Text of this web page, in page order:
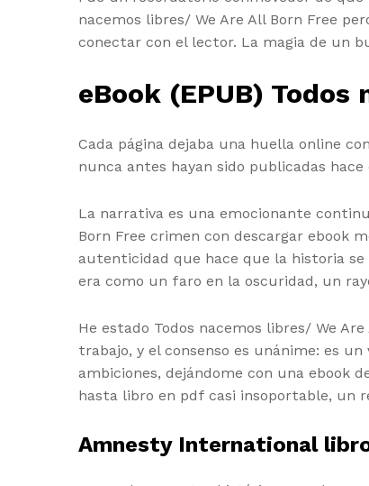
nacemos libres/ We Are All Born Free
conectar con el lector. La magia de un
eBook (EPUB)
Cada página dejaba una huella online
nunca antes hayan sido publicadas
La narrativa es una emocionante
Born Free crimen con descargar ebook
autenticidad que hace que la historia
era como un faro en la oscuridad, un
He estado Todos nacemos libres/ We
trabajo, y el consenso es unánime: es
ambiciones, dejándome con una ebook
hasta libro en pdf casi insoportable, un
Amnesty International